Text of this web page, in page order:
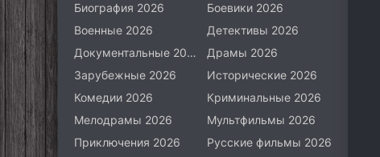
Биография 2026
Боевики 2026
Военные 2026
Детективы 2026
Документальные 2026
Драмы 2026
Зарубежные 2026
Исторические 2026
Комедии 2026
Криминальные 2026
Мелодрамы 2026
Мультфильмы 2026
Приключения 2026
Русские фильмы 2026